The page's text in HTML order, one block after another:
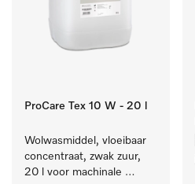
ProCare Tex 10 W - 20 l
Wolwasmiddel, vloeibaar
concentraat, zwak zuur,
20 l voor machinale